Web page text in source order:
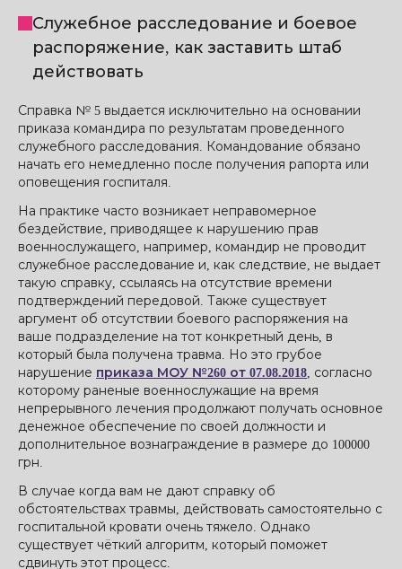
Служебное расследование и боевое
распоряжение, как заставить штаб
действовать
Справка № 5 выдается исключительно на основании
приказа командира по результатам проведенного
служебного расследования. Командование обязано
начать его немедленно после получения рапорта или
оповещения госпиталя.
На практике часто возникает неправомерное
бездействие, приводящее к нарушению прав
военнослужащего, например, командир не проводит
служебное расследование и, как следствие, не выдает
такую ​​справку, ссылаясь на отсутствие времени
подтверждений передовой. Также существует
аргумент об отсутствии боевого распоряжения на
ваше подразделение на тот конкретный день, в
который была получена травма. Но это грубое
нарушение приказа МОУ №260 от 07.08.2018 , согласно
которому раненые военнослужащие на время
непрерывного лечения продолжают получать основное
денежное обеспечение по своей должности и
дополнительное вознаграждение в размере до 100000
грн.
В случае когда вам не дают справку об
обстоятельствах травмы, действовать самостоятельно с
госпитальной кровати очень тяжело. Однако
существует чёткий алгоритм, который поможет
сдвинуть этот процесс.